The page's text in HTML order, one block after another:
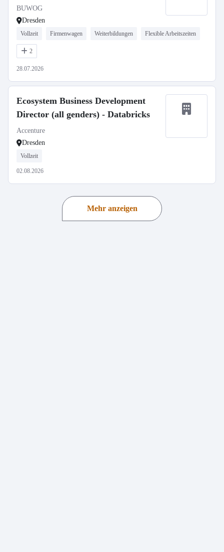
BUWOG
Dresden
Vollzeit Firmenwagen Weiterbildungen Flexible Arbeitszeiten
2
28.07.2026
Ecosystem Business Development
Director (all genders) - Databricks
Accenture
Dresden
Vollzeit
02.08.2026
Mehr anzeigen